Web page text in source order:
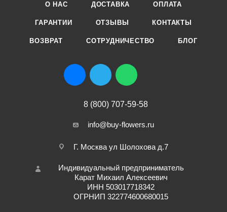
О НАС ДОСТАВКА ОПЛАТА
ГАРАНТИИ ОТЗЫВЫ КОНТАКТЫ
ВОЗВРАТ СОТРУДНИЧЕСТВО БЛОГ
8 (800) 707-59-58
info@buy-flowers.ru
Г. Москва ул Шолохова д.7
Индивидуальный предприниматель
Карат Михаил Алексеевич
ИНН 503017718342
ОГРНИП 322774600680015